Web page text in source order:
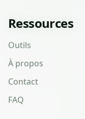
Ressources
Outils
À propos
Contact
FAQ